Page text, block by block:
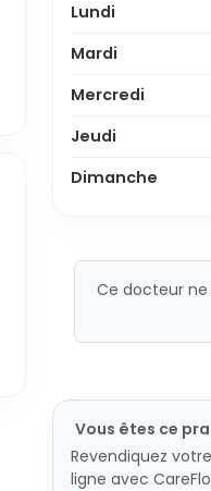
Lundi
Mardi
Mercredi
Jeudi
Dimanche
Ce docteur ne
Vous êtes ce
Revendiquez
ligne avec